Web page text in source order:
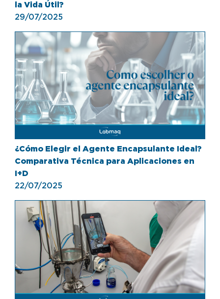
la Vida Útil?
29/07/2025
¿Cómo Elegir el Agente Encapsulante Ideal?
Comparativa Técnica para Aplicaciones en
I+D
22/07/2025